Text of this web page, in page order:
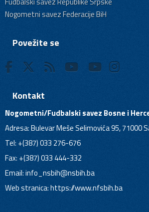
Nogometni savez Federacije BiH
Povežite se
Kontakt
Nogometni/Fudbalski savez Bosne i
Adresa: Bulevar Meše Selimovića 95, 71000
Tel: +(387) 033 276-676
Fax: +(387) 033 444-332
Email:info_nsbih@nsbih.ba
Web stranica: https://www.nfsbih.ba